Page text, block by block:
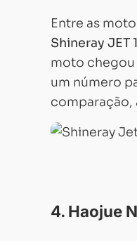
Entre as
Shineray JET
moto chegou
um número
comparação,
4. Haojue